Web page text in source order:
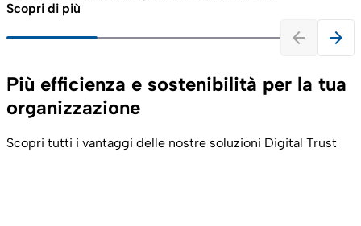
Scopri di più
arrow_back arrow_forward
Più efficienza e sostenibilità per la tua
organizzazione
Scopri tutti i vantaggi delle nostre soluzioni Digital Trust